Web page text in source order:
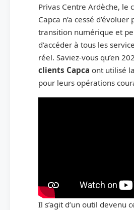
Privas Centre Ardèche, le
Capca n’a cessé
transition numérique et
d’accéder à tous les
réel. Saviez-vous qu’en
clients Capca ont utilisé
pour leurs opérations
Il s’agit d’un outil devenu